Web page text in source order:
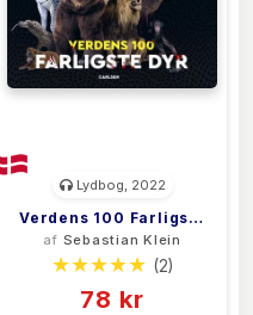
Lydbog, 2022
Verdens 100 Farligste
Dyr
af Sebastian Klein
(2)
78 kr